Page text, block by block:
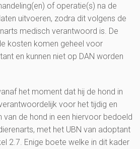
of operatie(s) na de
uitvoeren, zodra dit volgens de
medisch verantwoord is. De
kosten komen geheel voor
en kunnen niet op DAN worden
het moment dat hij de hond in
voor het tijdig en
van de hond in een hiervoor bedoeld
met het UBN van adoptant
2.7. Enige boete welke in dit kader